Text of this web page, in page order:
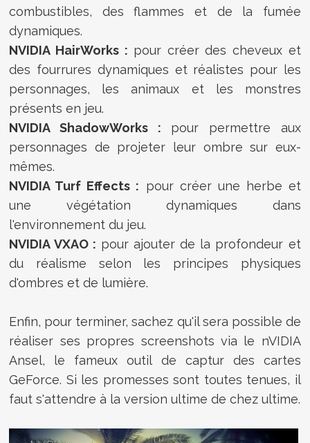
combustibles, des flammes et de la fumée
dynamiques.
NVIDIA HairWorks : pour créer des cheveux et
des fourrures dynamiques et réalistes pour les
personnages, les animaux et les monstres
présents en jeu.
NVIDIA ShadowWorks : pour permettre aux
personnages de projeter leur ombre sur eux-
mêmes.
NVIDIA Turf Effects : pour créer une herbe et
une végétation dynamiques dans
l'environnement du jeu.
NVIDIA VXAO : pour ajouter de la profondeur et
du réalisme selon les principes physiques
d'ombres et de lumière.
Enfin, pour terminer, sachez qu'il sera possible de
réaliser ses propres screenshots via le nVIDIA
Ansel, le fameux outil de captur des cartes
GeForce. Si les promesses sont toutes tenues, il
faut s'attendre à la version ultime de chez ultime.